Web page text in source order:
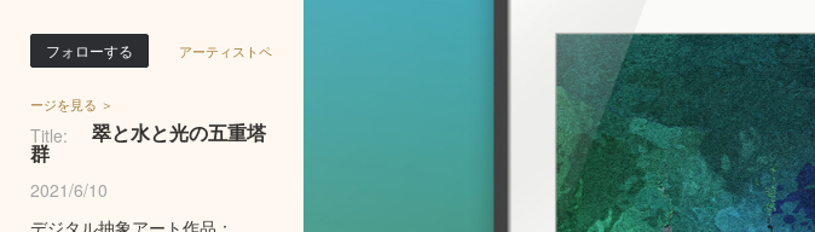
フォローする アーティストペ
ージを見る ＞
Title: 翠と水と光の五重塔
群
2021/6/10
デジタル抽象アート作品：